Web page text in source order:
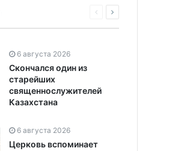
6 августа 2026
Скончался один из
старейших
священнослужителей
Казахстана
6 августа 2026
Церковь вспоминает